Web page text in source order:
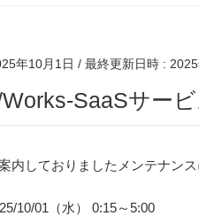
年10月1日 / 最終更新日時 :
SaaSサー
内しておりましたメンテナン
10/01（水） 0:15～5:00